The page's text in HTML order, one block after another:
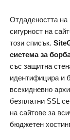
Отдадеността
сигурност на
този списък.
система за
със защитна
идентифицира и
всекидневно
безплатни SSL
на сайтове за
бюджетен